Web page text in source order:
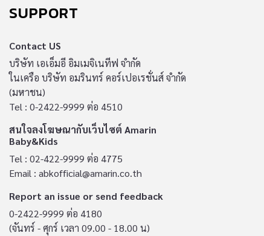
SUPPORT
Contact US
บริษัท เอเอ็มอี อิมเมจิเนทีฟ จำกัด
ในเครือ บริษัท อมรินทร์ คอร์เปอเรชั่นส์ จำกัด
(มหาชน)
Tel : 0-2422-9999 ต่อ 4510
สนใจลงโฆษณากับเว็บไซต์ Amarin
Baby&Kids
Tel : 02-422-9999 ต่อ 4775
Email : abkofficial@amarin.co.th
Report an issue or send feedback
0-2422-9999 ต่อ 4180
(จันทร์ - ศุกร์ เวลา 09.00 - 18.00 น)